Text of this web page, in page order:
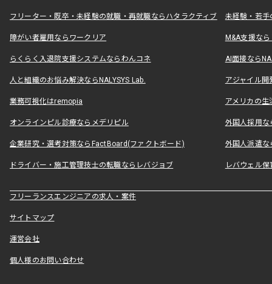
フリーター・既卒・未経験の就職・再就職ならハタラクティブ 未経験・若手
障がい者雇用ならワークリア M&A支援な
らくらく入退院支援システムならわんコネ AI面接なら
人と組織のお悩み解決ならNALYSYS Lab. アジャイル
業務可視化はremopia アメリカの
オンラインピル診療ならメデリピル 外国人採用
企業研究・選考対策ならFactBoard(ファクトボード) 外国人派遣な
ドライバー・施工管理技士の転職ならレバジョブ レバウェル
フリーランスエンジニアの求人・案件
サイトマップ
運営会社
個人様のお問い合わせ